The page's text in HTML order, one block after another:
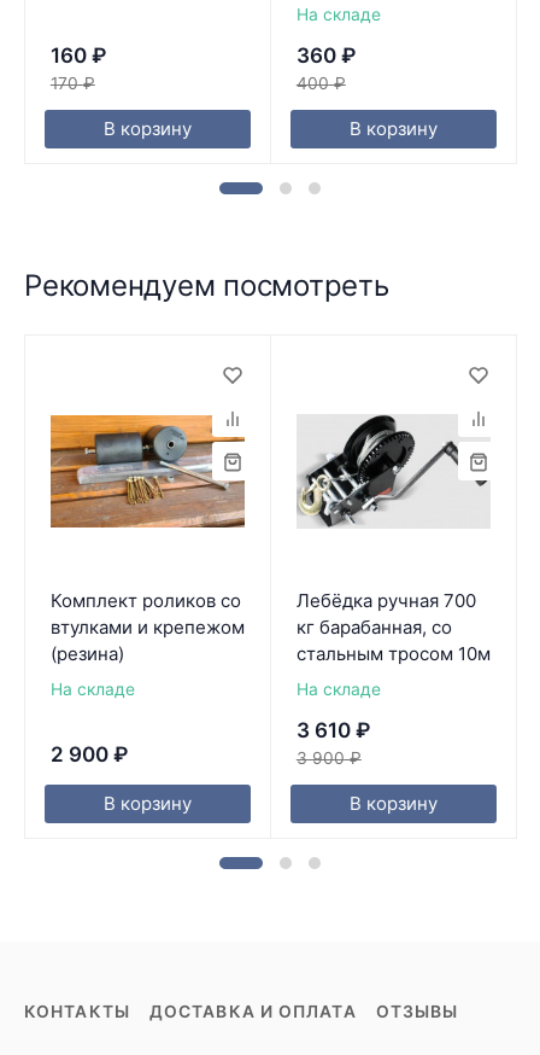
160 ₽
170 ₽
В корзину
На складе
360 ₽
400 ₽
В корзину
Рекомендуем посмотреть
Комплект роликов со
втулками и крепежом
(резина)
На складе
2 900 ₽
В корзину
Лебёдка ручная 700
кг барабанная, со
стальным тросом 10м
На складе
3 610 ₽
3 900 ₽
В корзину
КОНТАКТЫ ДОСТАВКА И ОПЛАТА ОТЗЫВЫ